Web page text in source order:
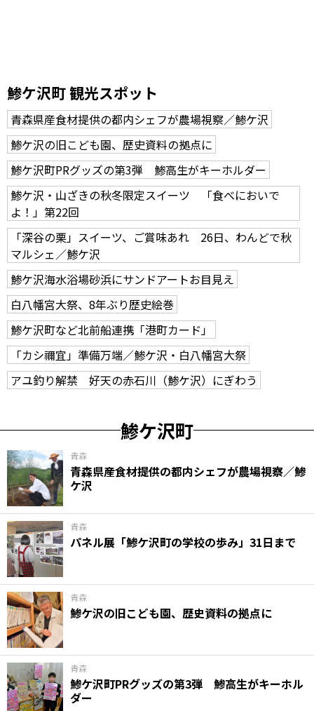
鯵ケ沢町 観光スポット
青森県産食材提供の都内シェフが農場視察／鯵ケ沢
鯵ケ沢の旧こども園、歴史資料の拠点に
鯵ケ沢町PRグッズの第3弾 鯵高生がキーホルダー
鯵ケ沢・山ざきの秋冬限定スイーツ 「食べにおいで
よ！」第22回
「深谷の栗」スイーツ、ご賞味あれ 26日、わんどで秋
マルシェ／鯵ケ沢
鯵ケ沢海水浴場砂浜にサンドアートお目見え
白八幡宮大祭、8年ぶり歴史絵巻
鯵ケ沢町など北前船連携「港町カード」
「カシ禰宜」準備万端／鯵ケ沢・白八幡宮大祭
アユ釣り解禁 好天の赤石川（鯵ケ沢）にぎわう
鯵ケ沢町
青森
青森県産食材提供の都内シェフが農場視察／鯵
ケ沢
青森
パネル展「鯵ケ沢町の学校の歩み」31日まで
青森
鯵ケ沢の旧こども園、歴史資料の拠点に
青森
鯵ケ沢町PRグッズの第3弾 鯵高生がキーホル
ダー